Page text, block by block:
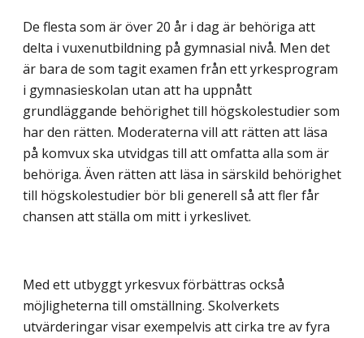
De flesta som är över 20 år i dag är behöriga att
delta i vuxenutbildning på gymnasial nivå. Men det
är bara de som tagit examen från ett yrkesprogram
i gymnasieskolan utan att ha uppnått
grundläggande behörighet till högskolestudier som
har den rätten. Moderaterna vill att rätten att läsa
på komvux ska utvidgas till att omfatta alla som är
behöriga. Även rätten att läsa in särskild behörighet
till högskolestudier bör bli generell så att fler får
chansen att ställa om mitt i yrkeslivet.
Med ett utbyggt yrkesvux förbättras också
möjligheterna till omställning. Skolverkets
utvärderingar visar exempelvis att cirka tre av fyra